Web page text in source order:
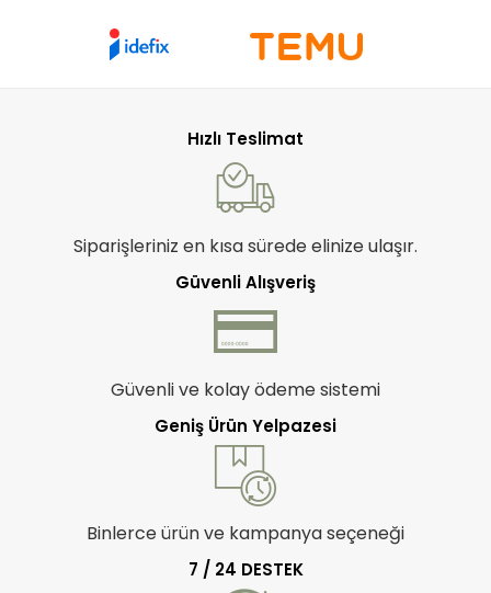
Hızlı Teslimat
Siparişleriniz en kısa sürede elinize ulaşır.
Güvenli Alışveriş
Güvenli ve kolay ödeme sistemi
Geniş Ürün Yelpazesi
Binlerce ürün ve kampanya seçeneği
7 / 24 DESTEK